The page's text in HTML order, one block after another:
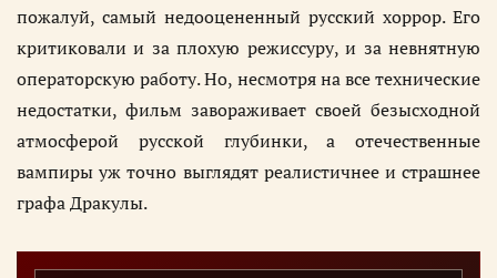
пожалуй, самый недооцененный русский хоррор. Его
критиковали и за плохую режиссуру, и за невнятную
операторскую работу. Но, несмотря на все технические
недостатки, фильм завораживает своей безысходной
атмосферой русской глубинки, а отечественные
вампиры уж точно выглядят реалистичнее и страшнее
графа Дракулы.